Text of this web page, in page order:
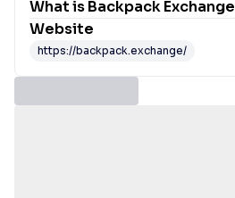
What isBackpack Exchange
Website
https://backpack.exchange/